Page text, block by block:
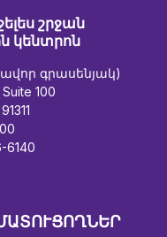
շրջան
կենտրոն
գրասենյակ)
100
6140